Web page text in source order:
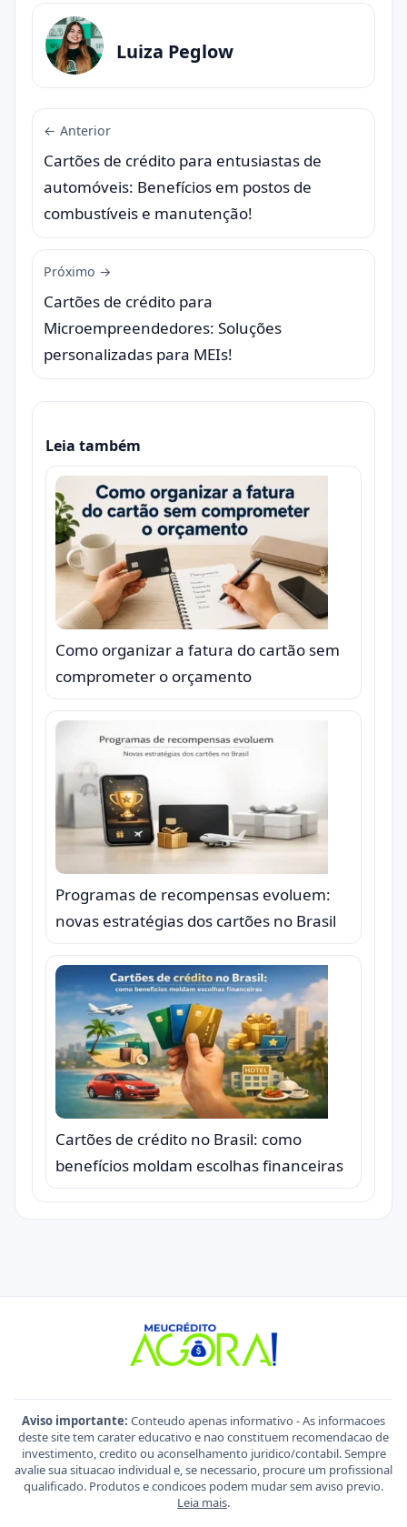
Luiza Peglow
← Anterior
Cartões de crédito para entusiastas de
automóveis: Benefícios em postos de
combustíveis e manutenção!
Próximo →
Cartões de crédito para
Microempreendedores: Soluções
personalizadas para MEIs!
Leia também
Como organizar a fatura do cartão sem
comprometer o orçamento
Programas de recompensas evoluem:
novas estratégias dos cartões no Brasil
Cartões de crédito no Brasil: como
benefícios moldam escolhas financeiras
Aviso importante: Conteudo apenas informativo - As informacoes
deste site tem carater educativo e nao constituem recomendacao de
investimento, credito ou aconselhamento juridico/contabil. Sempre
avalie sua situacao individual e, se necessario, procure um profissional
qualificado. Produtos e condicoes podem mudar sem aviso previo.
Leia mais.